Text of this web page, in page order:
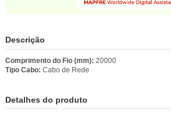
Descrição
Comprimento do Fio (mm): 20000
Tipo Cabo: Cabo de Rede
Detalhes do produto